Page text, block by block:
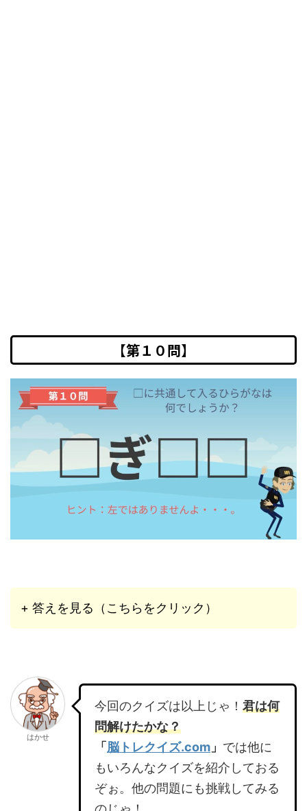
【第１０問】
+ 答えを見る（こちらをクリック）
はかせ
今回のクイズは以上じゃ！ 君は何
問解けたかな？
「脳トレクイズ.com 」 では他に
もいろんなクイズを紹介しておる
ぞぉ。他の問題にも挑戦してみる